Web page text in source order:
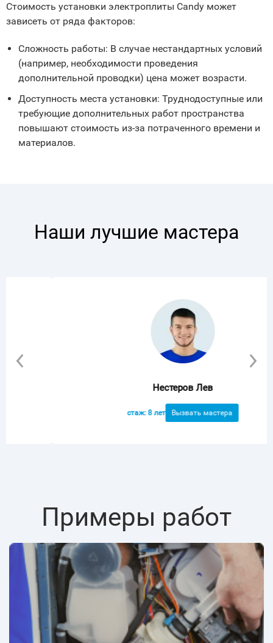
Стоимость установки электроплиты Candy может
зависеть от ряда факторов:
Сложность работы: В случае нестандартных условий
(например, необходимости проведения
дополнительной проводки) цена может возрасти.
Доступность места установки: Труднодоступные или
требующие дополнительных работ пространства
повышают стоимость из-за потраченного времени и
материалов.
Наши лучшие мастера
Нестеров Лев
Вызвать мастера
Примеры работ